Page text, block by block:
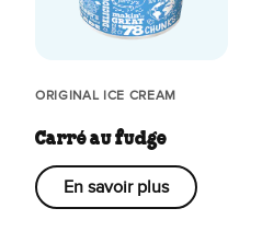
ORIGINAL ICE CREAM
Carré au fudge
En savoir plus